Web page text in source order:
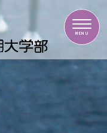
MENU